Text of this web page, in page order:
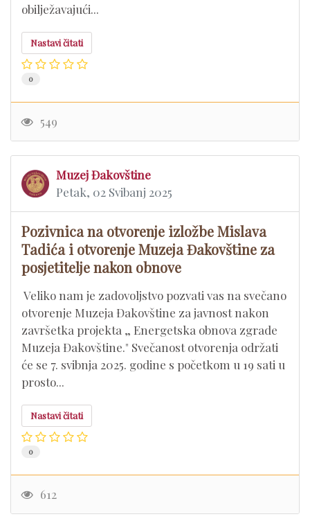
obilježavajući...
Nastavi čitati
0
549
Muzej Đakovštine
Petak, 02 Svibanj 2025
Pozivnica na otvorenje izložbe Mislava
Tadića i otvorenje Muzeja Đakovštine za
posjetitelje nakon obnove
​ Veliko nam je zadovoljstvo pozvati vas na svečano
otvorenje Muzeja Đakovštine za javnost nakon
završetka projekta „ Energetska obnova zgrade
Muzeja Đakovštine." Svečanost otvorenja održati
će se 7. svibnja 2025. godine s početkom u 19 sati u
prosto...
Nastavi čitati
0
612